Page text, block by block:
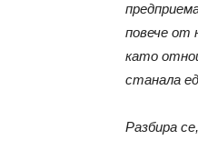
повече от
като
станала
Разбира